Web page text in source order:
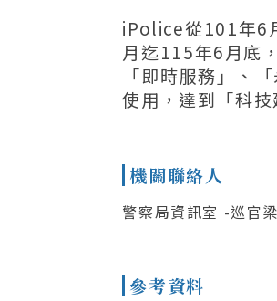
iPolice從101年6
月迄115年6月底
「即時服務」、
使用，達到「科
機關聯絡人
警察局資訊室 -巡官
參考資料